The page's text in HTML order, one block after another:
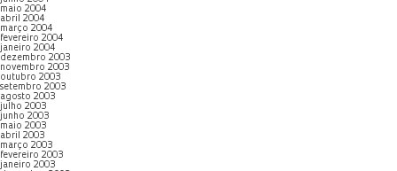
maio 2004
abril 2004
março 2004
fevereiro 2004
janeiro 2004
dezembro 2003
novembro 2003
outubro 2003
setembro 2003
agosto 2003
julho 2003
junho 2003
maio 2003
abril 2003
março 2003
fevereiro 2003
janeiro 2003